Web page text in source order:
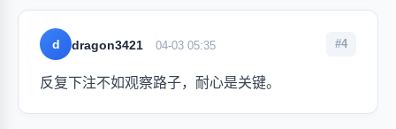
d dragon3421 04-03 05:35 #4
反复下注不如观察路子，耐心是关键。